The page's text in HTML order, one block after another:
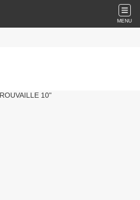
MENU